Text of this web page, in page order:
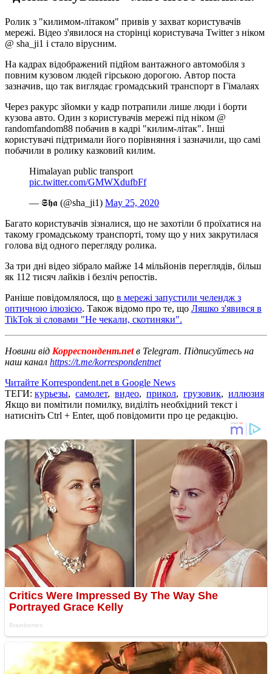
Ролик з "килимом-літаком" привів у захват користувачів
мережі. Відео з'явилося на сторінці користувача Twitter з ніком
@ sha_ji1 і стало вірусним.
На кадрах відображений підйом вантажного автомобіля з
повним кузовом людей гірською дорогою. Автор поста
зазначив, що так виглядає громадський транспорт в Гімалаях
Через ракурс зйомки у кадр потрапили лише люди і борти
кузова авто. Один з користувачів мережі під ніком @
randomfandom88 побачив в кадрі "килим-літак". Інші
користувачі підтримали його порівняння і зазначили, що самі
побачили в ролику казковий килим.
Himalayan public transport
pic.twitter.com/GMWXdufbFf
— 𝕾𝖍𝖆 (@sha_ji1) May 25, 2020
Багато користувачів зізналися, що не захотіли б проїхатися на
такому громадському транспорті, тому що у них закрутилася
голова від одного перегляду ролика.
За три дні відео зібрало майже 14 мільйонів переглядів, більш
як 112 тисяч лайків і безліч репостів.
Раніше повідомлялося, що в мережі запустили челендж з
оптичною ілюзією. Також відомо про те, що Ляшко з'явився в
TikTok зі словами "Не чекали, скотиняки".
Новини від Корреспондент.netв Telegram. Підписуйтесь на
наш канал https://t.me/korrespondentnet
Читайте Korrespondent.net в Google News
ТЕГИ: курьезы, самолет, видео, прикол, грузовик, иллюзия
Якщо ви помітили помилку, виділіть необхідний текст і
натисніть Ctrl + Enter, щоб повідомити про це редакцію.